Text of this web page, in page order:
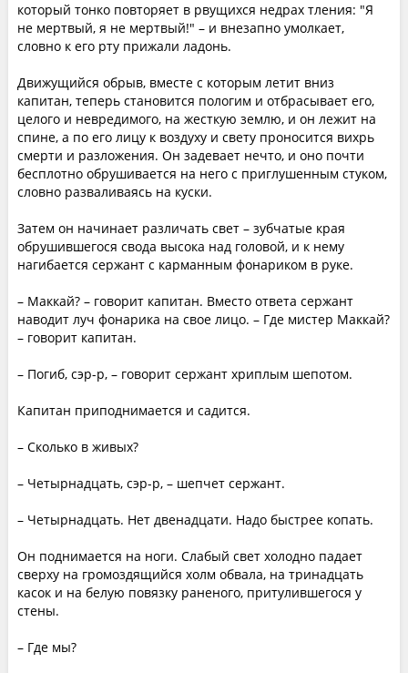
который тонко повторяет в рвущихся недрах тления: "Я
не мертвый, я не мертвый!" – и внезапно умолкает,
словно к его рту прижали ладонь.
Движущийся обрыв, вместе с которым летит вниз
капитан, теперь становится пологим и отбрасывает его,
целого и невредимого, на жесткую землю, и он лежит на
спине, а по его лицу к воздуху и свету проносится вихрь
смерти и разложения. Он задевает нечто, и оно почти
бесплотно обрушивается на него с приглушенным стуком,
словно разваливаясь на куски.
Затем он начинает различать свет – зубчатые края
обрушившегося свода высока над головой, и к нему
нагибается сержант с карманным фонариком в руке.
– Маккай? – говорит капитан. Вместо ответа сержант
наводит луч фонарика на свое лицо. – Где мистер Маккай?
– говорит капитан.
– Погиб, сэр-р, – говорит сержант хриплым шепотом.
Капитан приподнимается и садится.
– Сколько в живых?
– Четырнадцать, сэр-р, – шепчет сержант.
– Четырнадцать. Нет двенадцати. Надо быстрее копать.
Он поднимается на ноги. Слабый свет холодно падает
сверху на громоздящийся холм обвала, на тринадцать
касок и на белую повязку раненого, притулившегося у
стены.
– Где мы?